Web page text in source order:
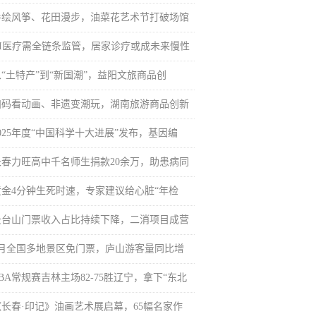
风筝、花田漫步，油菜花艺术节打破场馆
疗需全链条监管，居家诊疗或成未来慢性
土特产”到“新国潮”，益阳文旅商品创
看动画、非遗变潮玩，湖南旅游商品创新
年度“中国科学十大进展”发布，基因编
力旺高中千名师生捐款20余万，助患病同
4分钟生死时速，专家建议给心脏“年检
山门票收入占比持续下降，二消项目成营
全国多地景区免门票，庐山游客量同比增
常规赛吉林主场82-75胜辽宁，拿下“东北
春·印记》油画艺术展启幕，65幅名家作